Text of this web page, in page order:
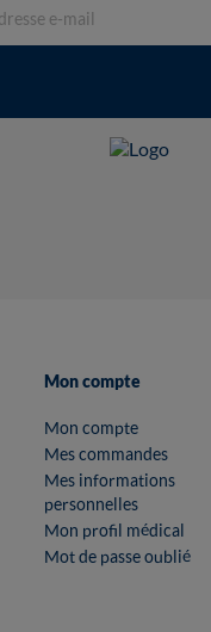
Mon compte
Mon compte
Mes commandes
Mes informations
personnelles
Mon profil médical
Mot de passe oublié